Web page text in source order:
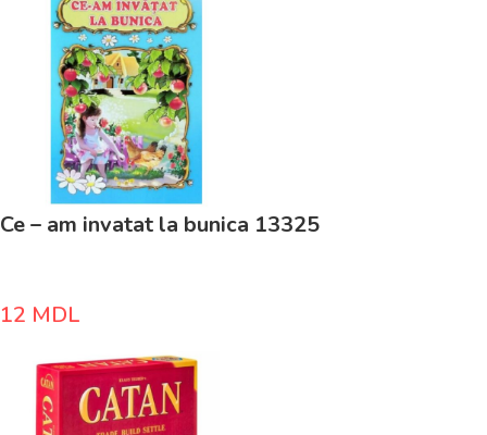
Ce – am invatat la bunica 13325
12 MDL